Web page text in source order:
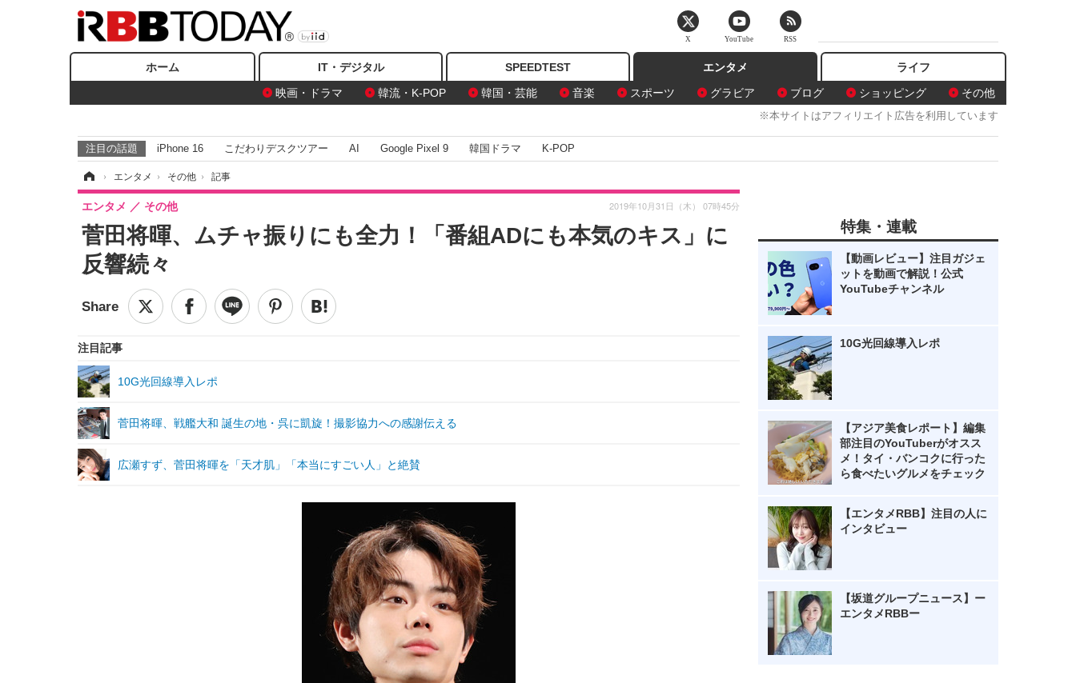
ホーム IT・デジタル SPEEDTEST
エンタメ
映画・ドラマ
韓流・K-POP 韓国・芸能 音楽 スポーツ グラビア ブログ ショッピング その他
ライフ
※本サイトはアフィリエイト広告を利用しています
注目の話題 iPhone 16 こだわりデスクツアー AI Google Pixel 9 韓国ドラマ K-POP
› エンタメ › その他 › 記事
菅田将暉、ムチャ振りにも全力！「番組ADにも本気のキス」に
反響続々
エンタメ その他 2019年10月31日（木） 07時45分
注目記事
10G光回線導入レポ
菅田将暉、戦艦大和 誕生の地・呉に凱旋！撮影協力への感謝伝える
広瀬すず、菅田将暉を「天才肌」「本当にすごい人」と絶賛
特集・連載
【動画レビュー】注目ガジェ
ットを動画で解説！公式
YouTubeチャンネル
10G光回線導入レポ
【アジア美食レポート】編集
部注目のYouTuberがオスス
メ！タイ・バンコクに行った
ら食べたいグルメをチェック
【エンタメRBB】注目の人に
インタビュー
【坂道グループニュース】ー
エンタメRBBー
X YouTube RSS